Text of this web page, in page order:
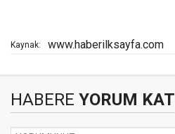
Kaynak: www.haberilksayfa.com
HABERE YORUM KAT